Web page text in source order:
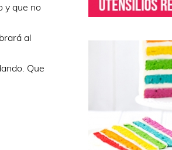
y que no
al
Que